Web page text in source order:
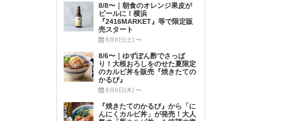
8/8〜｜朝食のオレンジ果皮が
ビールに！横浜
『2416MARKET』等で限定販
売スタート
8月8日(土) 〜
8/6〜｜ゆずぽん酢でさっぱ
り！大根おろしをのせた夏限定
のカルビ丼を販売『焼きたての
かるび』
8月6日(木) 〜
『焼きたてのかるび』から「に
んにくカルビ丼」が発売！大人